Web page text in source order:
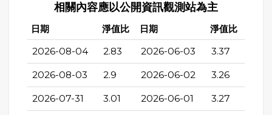
相關內容應以公開資訊觀測站為主
日期 淨值比 日期 淨值比
2026-08-04 2.83 2026-06-03 3.37
2026-08-03 2.9 2026-06-02 3.26
2026-07-31 3.01 2026-06-01 3.27